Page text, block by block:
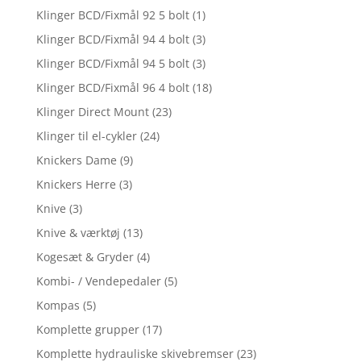
Klinger BCD/Fixmål 92 5 bolt (1)
Klinger BCD/Fixmål 94 4 bolt (3)
Klinger BCD/Fixmål 94 5 bolt (3)
Klinger BCD/Fixmål 96 4 bolt (18)
Klinger Direct Mount (23)
Klinger til el-cykler (24)
Knickers Dame (9)
Knickers Herre (3)
Knive (3)
Knive & værktøj (13)
Kogesæt & Gryder (4)
Kombi- / Vendepedaler (5)
Kompas (5)
Komplette grupper (17)
Komplette hydrauliske skivebremser (23)